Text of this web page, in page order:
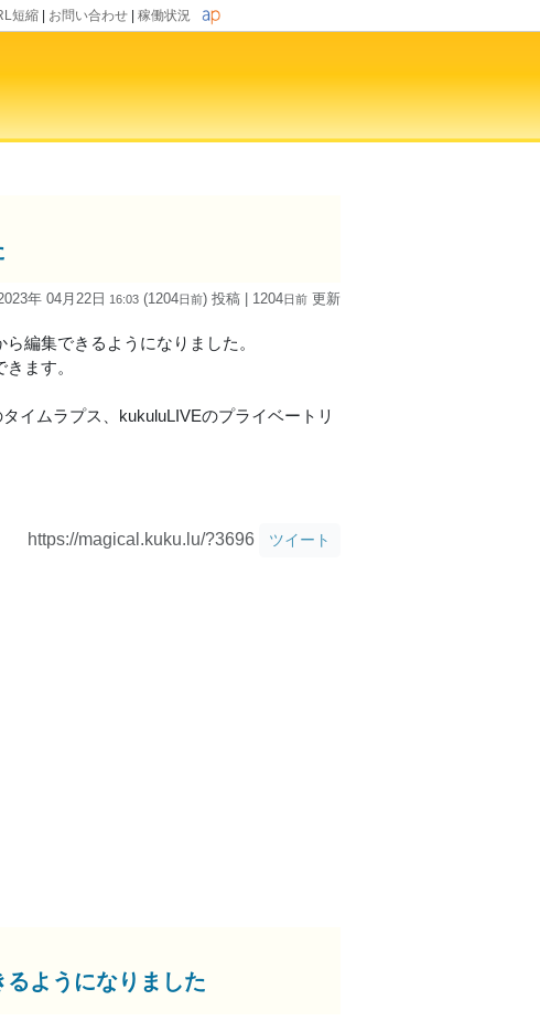
短縮 お問い合わせ 稼働状況
年 04月22日 16:03 (1204日前) 投稿 | 1204日前 更新
編集できるようになりました。
ます。
イムラプス、kukuluLIVEのプライベートリ
https://magical.kuku.lu/?3696 ツイート
ようになりました